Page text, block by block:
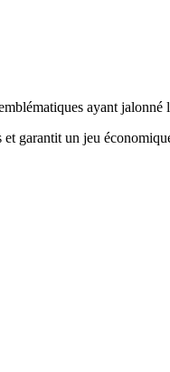
ayant jalonné
garantit un jeu